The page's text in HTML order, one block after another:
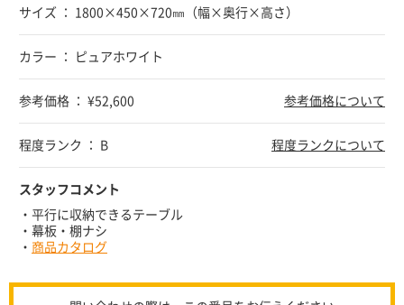
サイズ ： 1800×450×720㎜（幅×奥行×高さ）
カラー ： ピュアホワイト
参考価格 ： ¥52,600 参考価格について
程度ランク ： B 程度ランクについて
スタッフコメント
・平行に収納できるテーブル
・幕板・棚ナシ
・ 商品カタログ